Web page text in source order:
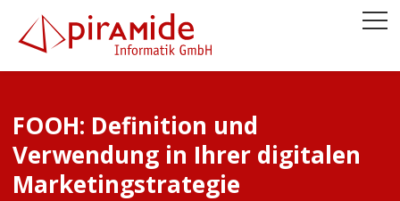
FOOH: Definition und
Verwendung in Ihrer digitalen
Marketingstrategie